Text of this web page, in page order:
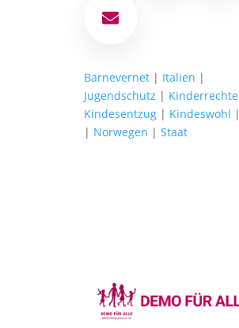
E-Mail
Barnevernet| Italien |
Jugendschutz | Kinderrechte
Kindesentzug| Kindeswohl |
| Norwegen | Staat